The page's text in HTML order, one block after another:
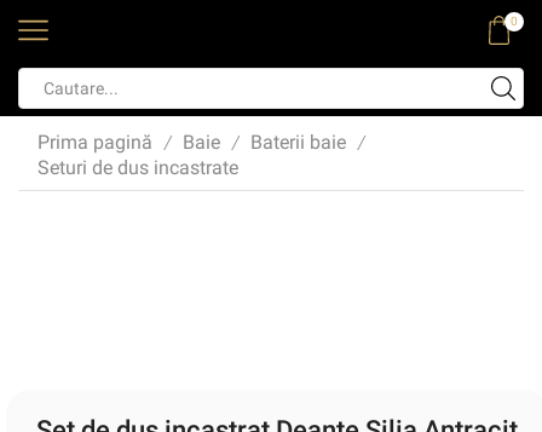
0
Prima pagină / Baie / Baterii baie /
Seturi de dus incastrate